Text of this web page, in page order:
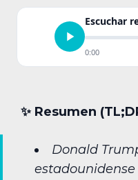
Escuchar
0:00
✨︎ Resumen
Donald